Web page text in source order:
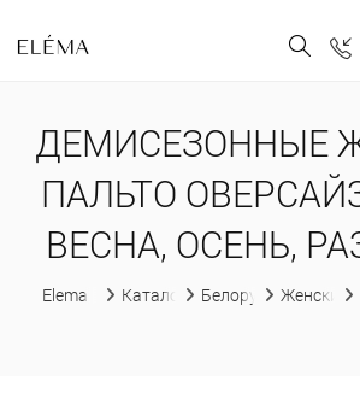
ДЕМИСЕЗОННЫЕ
ПАЛЬТО
ВЕСНА, ОСЕНЬ,
Elema Каталог БелорусскаяЖенские